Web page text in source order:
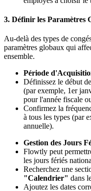
3. Définir les Paramètres
Au-delà des types de
paramètres globaux qui
ensemble.
Période
Définissez le début
(par exemple, 1er
pour l'année fiscale
Confirmez la
à tous les types (par
annuelle).
Gestion des Jours
Flowtly peut
les jours fériés
Recherchez une
"Calendrier" dans
Ajoutez les dates